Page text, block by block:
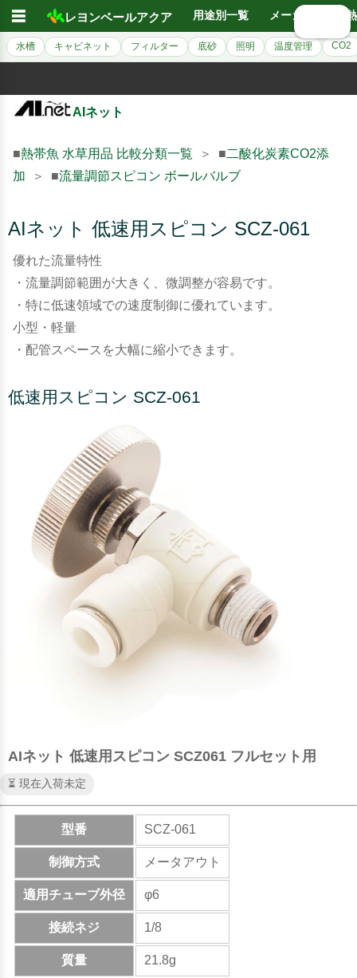
☰ レヨンベールアクア 用途別一覧 メーカー別
水槽 キャビネット フィルター 底砂 照明 温度管理 CO2
AIネット
■熱帯魚 水草用品 比較分類一覧 ＞ ■二酸化炭素CO2添
加 ＞ ■流量調節スピコン ボールバルブ
AIネット 低速用スピコン SCZ-061
優れた流量特性
・流量調節範囲が大きく、微調整が容易です。
・特に低速領域での速度制御に優れています。
小型・軽量
・配管スペースを大幅に縮小できます。
低速用スピコン SCZ-061
AIネット 低速用スピコン SCZ061 フルセット用
⏳ 現在入荷未定
型番 SCZ-061
制御方式 メータアウト
適用チューブ外径 φ6
接続ネジ 1/8
質量
21.8g